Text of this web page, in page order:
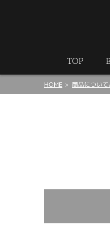
TOP
HOME 商品につい